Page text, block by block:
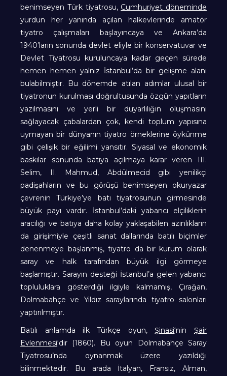
benimseyen Türk tiyatrosu, Cumhuriyet döneminde
yurdun her yanında açılan halkevlerinde amatör
tiyatro çalışmaları başlayıncaya ve Ankara’da
1940’ların sonunda devlet eliyle bir konservatuvar ve
Devlet Tiyatrosu kuruluncaya kadar geçen sürede
hemen hemen yalnız İstanbul’da bir gelişme alanı
bulabilmiştir. Bu dönemde atılan adımlar ulusal bir
tiyatronun kurulması doğrultusunda özgün yapıtların
yazılmasını ve yerli bir duyarlılığın oluşmasını
sağlayacak çabalardan çok, kendi toplum yapısına
uymayan bir dünyanın tiyatro örneklerine öykünme
gibi çelişik bir eğilimi yansıtır. Siyasal ve ekonomik
baskılar sonunda batıya açılmaya karar veren III.
Selim, II. Mahmud, Abdülmecid gibi yenilikçi
padişahların ve bu görüşü benimseyen okuryazar
çevrenin Türkiye’ye batı tiyatrosunun girmesinde
büyük payı vardır. İstanbul’daki yabancı elçiliklerin
aracılığı ve batıya daha kolay yaklaşabilen azınlıkların
da girişimiyle çeşitli sanat dallarında batılı biçimler
denenmeye başlanmış, tiyatro da bir kurum olarak
saray ve halk tarafından büyük ilgi görmeye
başlamıştır. Sarayın desteği İstanbul’a gelen yabancı
topluluklara gösterdiği ilgiyle kalmamış, Çırağan,
Dolmabahçe ve Yıldız saraylarında tiyatro salonları
yaptırılmıştır.
Batılı anlamda ilk Türkçe oyun,Şinasi‘nin Şair
Evlenmesi‘dir (1860). Bu oyun Dolmabahçe Saray
Tiyatrosu’nda oynanmak üzere yazıldığı
bilinmektedir. Bu arada İtalyan, Fransız, Alman,